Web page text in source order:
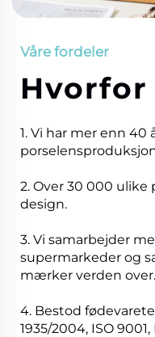
Våre fordeler
Hvorfor
1. Vi har mer enn 40
2. Over 30 000
design.
3. Vi samarbejder
supermarkeder og
mærker verden over.
4. Bestod
1935/2004, ISO